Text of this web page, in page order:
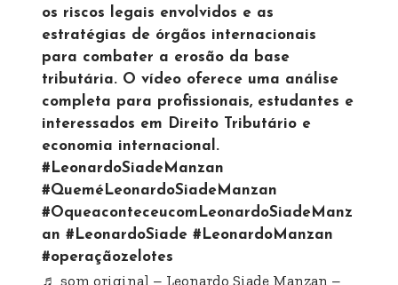
os riscos legais envolvidos e as
estratégias de órgãos internacionais
para combater a erosão da base
tributária. O vídeo oferece uma análise
completa para profissionais, estudantes e
interessados em Direito Tributário e
economia internacional.
#LeonardoSiadeManzan
#QueméLeonardoSiadeManzan
#OqueaconteceucomLeonardoSiadeManz
an #LeonardoSiade #LeonardoManzan
#operaçãozelotes
♬ som original – Leonardo Siade Manzan –